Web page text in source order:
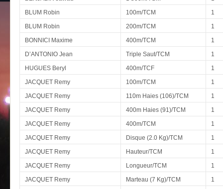
BLUM Robin
100m/TCM
1
BLUM Robin
200m/TCM
1
BONNICI Maxime
400m/TCM
1
D’ANTONIO Jean
Triple Saut/TCM
1
HUGUES Beryl
400m/TCF
1
JACQUET Remy
100m/TCM
1
JACQUET Remy
110m Haies (106)/TCM
1
JACQUET Remy
400m Haies (91)/TCM
1
JACQUET Remy
400m/TCM
1
JACQUET Remy
Disque (2.0 Kg)/TCM
1
JACQUET Remy
Hauteur/TCM
1
JACQUET Remy
Longueur/TCM
1
JACQUET Remy
Marteau (7 Kg)/TCM
1